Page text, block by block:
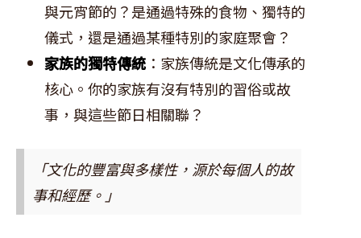
與元宵節的？是通過特殊的食物、獨特的
儀式，還是通過某種特別的家庭聚會？
家族的獨特傳統 ：家族傳統是文化傳承的
核心。你的家族有沒有特別的習俗或故
事，與這些節日相關聯？
「文化的豐富與多樣性，源於每個人的故
事和經歷。」